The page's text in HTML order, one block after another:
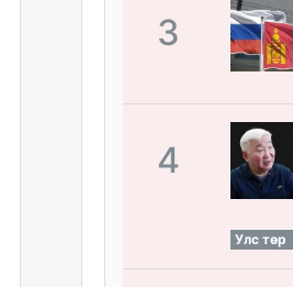
3
4
Улс төр